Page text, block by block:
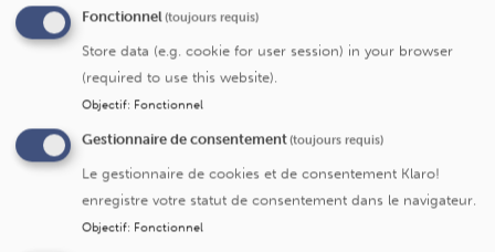
Néphrologie (maladies des reins)
Service/centre
Service de néphrologie
Fonctionnel(toujours requis)
Store data (e.g. cookie for user session) in your browser
(required to use this website).
Objectif: Fonctionnel
Gestionnaire de consentement(toujours requis)
Le gestionnaire de cookies et de consentement Klaro!
enregistre votre statut de consentement dans le navigateur.
Objectif: Fonctionnel